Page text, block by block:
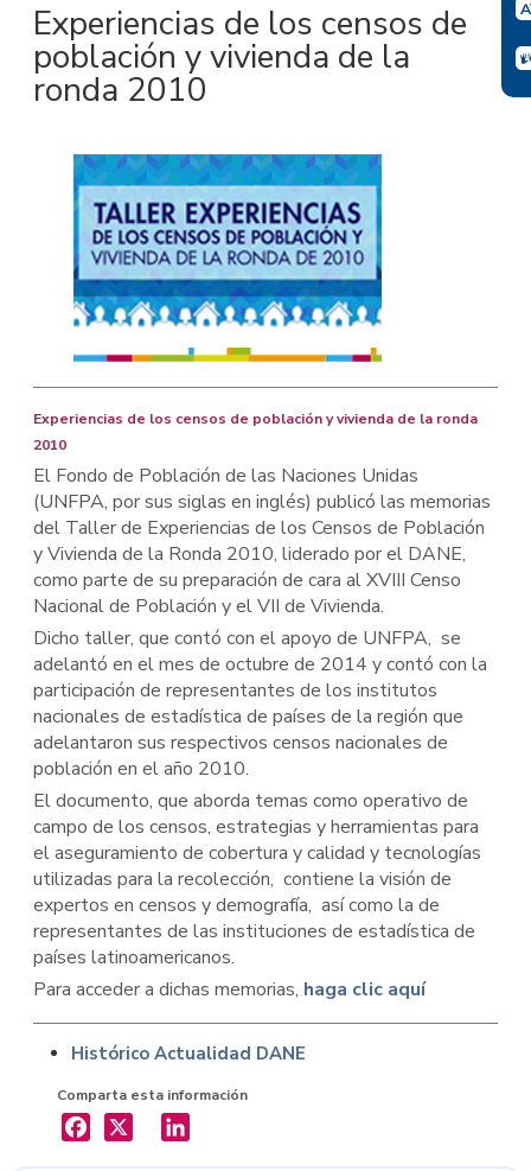
Experiencias de los censos de
población y vivienda de la
ronda 2010
Experiencias de los censos de población y vivienda de la ronda
2010
El Fondo de Población de las Naciones Unidas
(UNFPA, por sus siglas en inglés) publicó las memorias
del Taller de Experiencias de los Censos de Población
y Vivienda de la Ronda 2010, liderado por el DANE,
como parte de su preparación de cara al XVIII Censo
Nacional de Población y el VII de Vivienda.
Dicho taller, que contó con el apoyo de UNFPA, se
adelantó en el mes de octubre de 2014 y contó con la
participación de representantes de los institutos
nacionales de estadística de países de la región que
adelantaron sus respectivos censos nacionales de
población en el año 2010.
El documento, que aborda temas como operativo de
campo de los censos, estrategias y herramientas para
el aseguramiento de cobertura y calidad y tecnologías
utilizadas para la recolección, contiene la visión de
expertos en censos y demografía, así como la de
representantes de las instituciones de estadística de
países latinoamericanos.
Para acceder a dichas memorias, haga clic aquí
Histórico Actualidad DANE
Comparta esta información
X LinkedIn